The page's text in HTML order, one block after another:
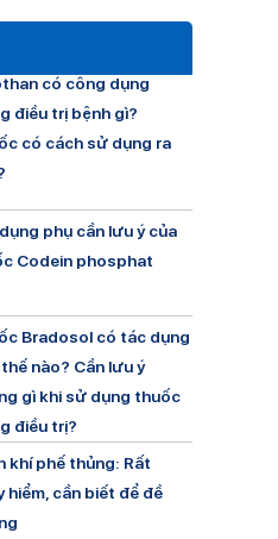
có công dụng
điều trị bệnh gì?
có cách sử dụng ra
phụ cần lưu ý của
Codein phosphat
Bradosol có tác dụng
nào? Cần lưu ý
gì khi sử dụng thuốc
điều trị?
khí phế thủng: Rất
hiểm, cần biết để đề